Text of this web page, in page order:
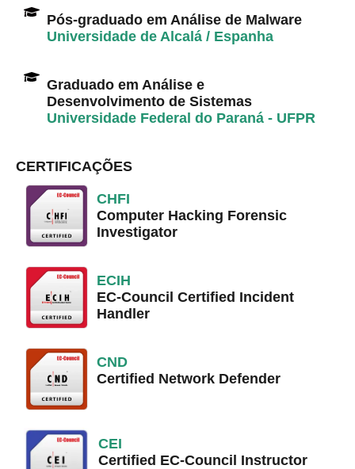
Pós-graduado em Análise de Malware
Universidade de Alcalá / Espanha
Graduado em Análise e
Desenvolvimento de Sistemas
Universidade Federal do Paraná - UFPR
CERTIFICAÇÕES
CHFI
Computer Hacking Forensic
Investigator
ECIH
EC-Council Certified Incident
Handler
CND
Certified Network Defender
CEI
Certified EC-Council Instructor